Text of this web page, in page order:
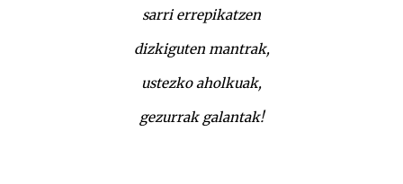
sarri errepikatzen
dizkiguten mantrak,
ustezko aholkuak,
gezurrak galantak!